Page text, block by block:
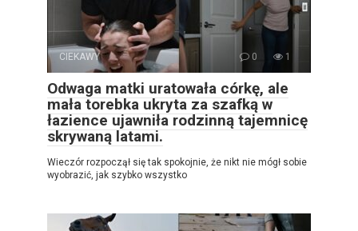
CIEKAWY 0 1
Odwaga matki uratowała córkę, ale
mała torebka ukryta za szafką w
łazience ujawniła rodzinną tajemnicę
skrywaną latami.
Wieczór rozpoczął się tak spokojnie, że nikt nie mógł sobie
wyobrazić, jak szybko wszystko